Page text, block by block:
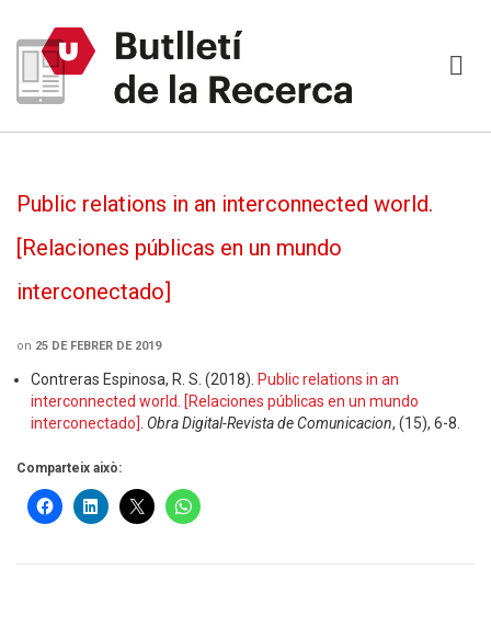
Public relations in an interconnected world.
[Relaciones públicas en un mundo
interconectado]
on 25 DE FEBRER DE 2019
Contreras Espinosa, R. S. (2018). Public relations in an
interconnected world. [Relaciones públicas en un mundo
interconectado] Obra Digital-Revista de Comunicacion, (15), 6-8.
Comparteix això: